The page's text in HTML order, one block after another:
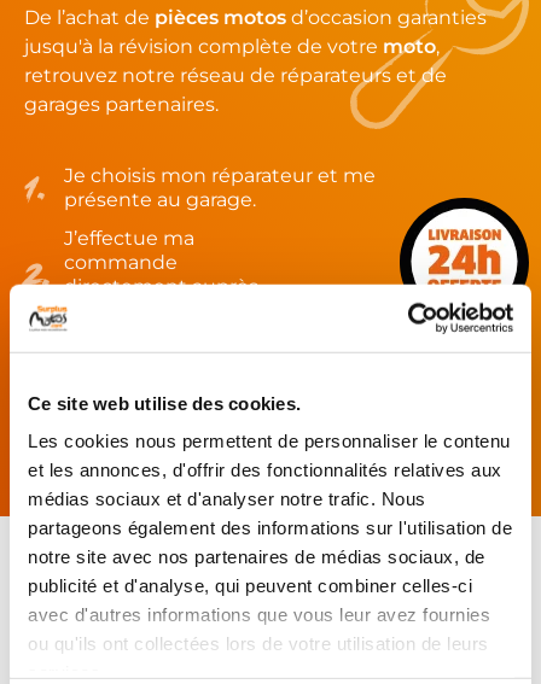
Ce site web utilise des cookies.
Les cookies nous permettent de personnaliser le contenu
et les annonces, d'offrir des fonctionnalités relatives aux
médias sociaux et d'analyser notre trafic. Nous
partageons également des informations sur l'utilisation de
notre site avec nos partenaires de médias sociaux, de
publicité et d'analyse, qui peuvent combiner celles-ci
avec d'autres informations que vous leur avez fournies
ou qu'ils ont collectées lors de votre utilisation de leurs
De l’achat de pièces motos d’occasion garanties
jusqu'à la révision complète de votre moto,
retrouvez notre réseau de réparateurs et de
garages partenaires.
Je choisis mon réparateur et me
présente au garage.
J’effectue ma
commande
directement auprès
du réparateur.
Mes pièces sont livrées et